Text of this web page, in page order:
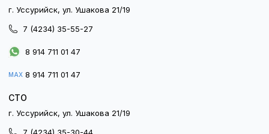
г. Уссурийск, ул. Ушакова 21/19
7 (4234) 35-55-27
8 914 711 01 47
MAX 8 914 711 01 47
СТО
г. Уссурийск, ул. Ушакова 21/19